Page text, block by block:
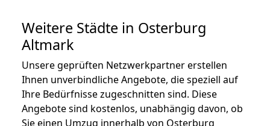
Weitere Städte in Osterburg
Altmark
Unsere geprüften Netzwerkpartner erstellen
Ihnen unverbindliche Angebote, die speziell auf
Ihre Bedürfnisse zugeschnitten sind. Diese
Angebote sind kostenlos, unabhängig davon, ob
Sie einen Umzug innerhalb von Osterburg